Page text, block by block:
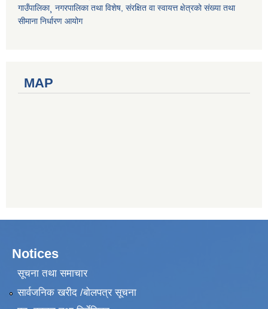
गाउँपालिका¸ नगरपालिका तथा विशेष, संरक्षित वा स्वायत्त क्षेत्रको संख्या तथा
सीमाना निर्धारण आयोग
MAP
Notices
सूचना तथा समाचार
सार्वजनिक खरीद /बोलपत्र सूचना